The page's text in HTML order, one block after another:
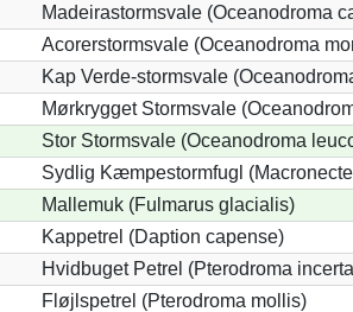
Madeirastormsvale (Oceanodroma
Acorerstormsvale (Oceanodroma
Kap Verde-stormsvale
Mørkrygget Stormsvale
Stor Stormsvale (Oceanodroma
Sydlig Kæmpestormfugl
Mallemuk (Fulmarus glacialis)
Kappetrel (Daption capense)
Hvidbuget Petrel (Pterodroma
Fløjlspetrel (Pterodroma mollis)